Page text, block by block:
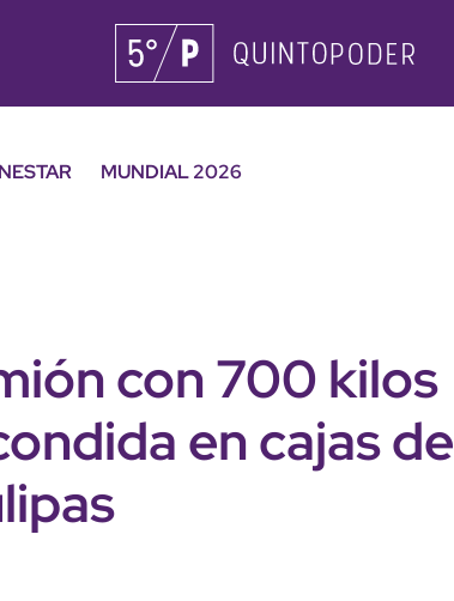
MUNDIAL 2026
con 700 kilos
en cajas de